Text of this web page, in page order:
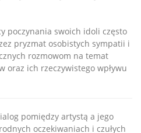
poczynania swoich idoli często
pryzmat osobistych sympatii i
rozmowom na temat
oraz ich rzeczywistego wpływu
pomiędzy artystą a jego
oczekiwaniach i czułych